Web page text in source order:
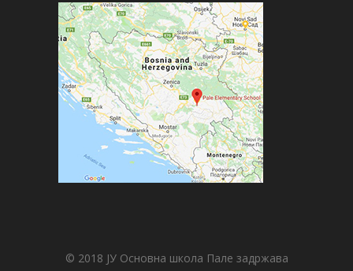
© 2018 ЈУ Основна школа Пале задржава